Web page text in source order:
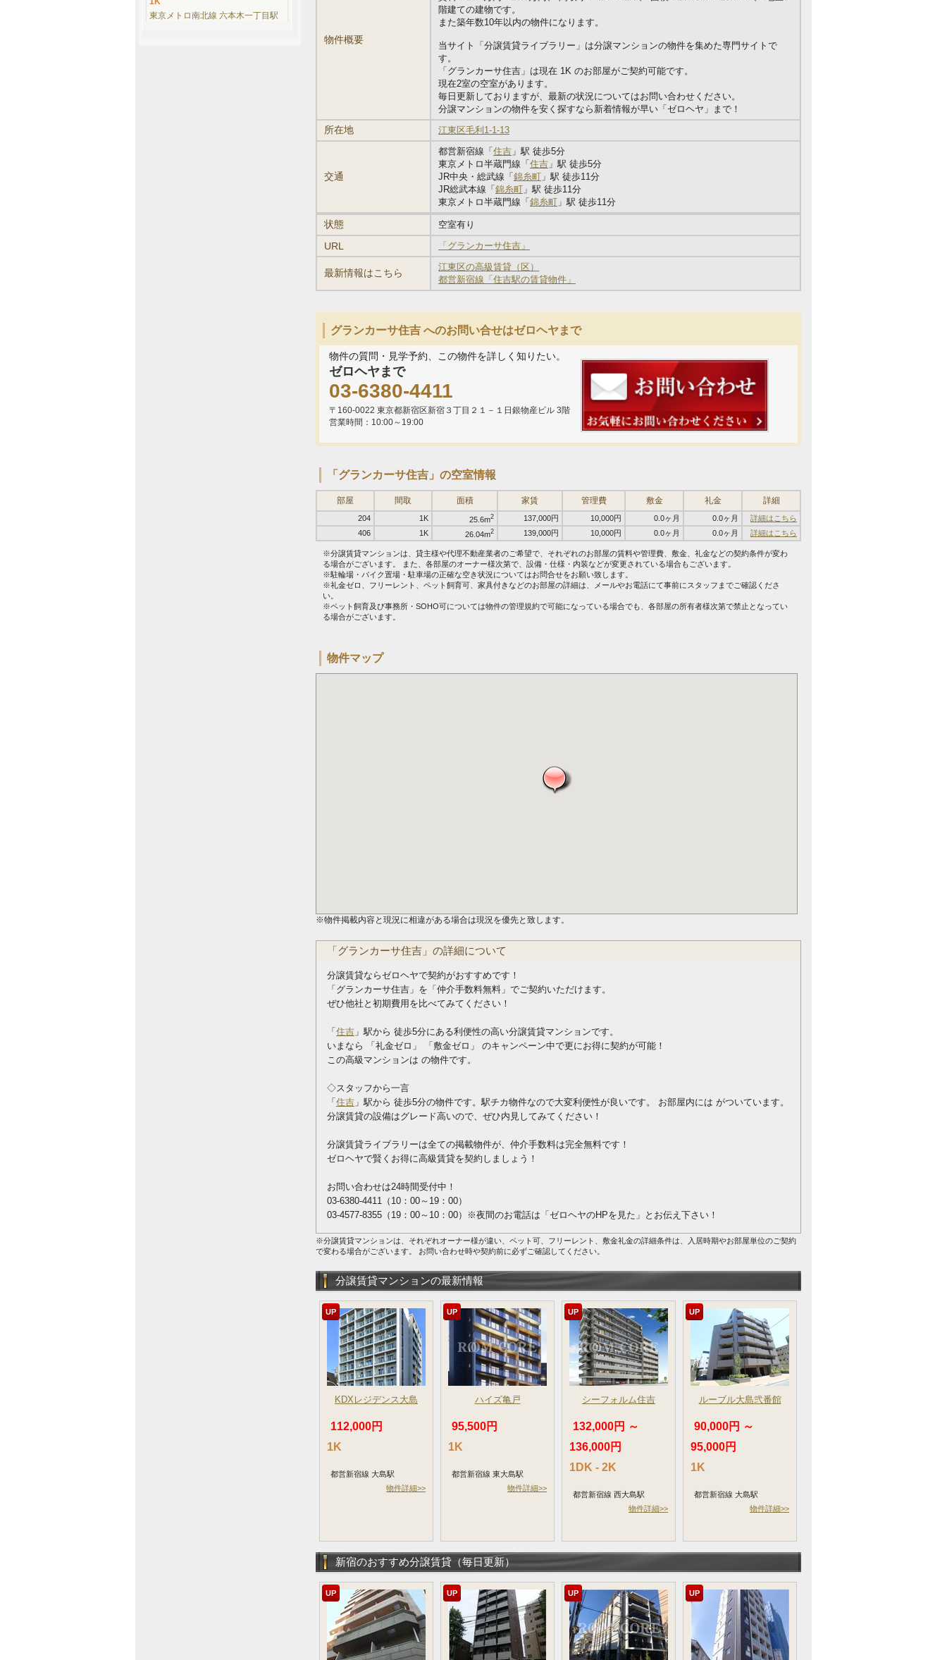
物件概要
階建ての建物です。
また築年数10年以内の物件になります。
当サイト「分譲賃貸ライブラリー」は分譲マンションの物件を集めた専門サイトで
す。
「グランカーサ住吉」は現在 1K のお部屋がご契約可能です。
現在2室の空室があります。
毎日更新しておりますが、最新の状況についてはお問い合わせください。
分譲マンションの物件を安く探すなら新着情報が早い「ゼロヘヤ」まで！
所在地 江東区毛利1-1-13
交通
都営新宿線「 住吉 」駅 徒歩5分
東京メトロ半蔵門線「 住吉 」駅 徒歩5分
JR中央・総武線「 錦糸町 」駅 徒歩11分
JR総武本線「 錦糸町 」駅 徒歩11分
東京メトロ半蔵門線「 錦糸町 」駅 徒歩11分
状態 空室有り
URL 「グランカーサ住吉」
最新情報はこちら
江東区の高級賃貸（区）
都営新宿線「住吉駅の賃貸物件」
グランカーサ住吉 へのお問い合せはゼロヘヤまで
物件の質問・見学予約、この物件を詳しく知りたい。
ゼロヘヤまで
03-6380-4411
〒160-0022 東京都新宿区新宿３丁目２１－１日銀物産ビル 3階
営業時間：10:00～19:00
「グランカーサ住吉」の空室情報
部屋 間取 面積 家賃 管理費 敷金 礼金 詳細
204 1K 25.6m2 137,000円 10,000円 0.0ヶ月 0.0ヶ月
詳細はこちら
406
1K 26.04m2 139,000円 10,000円 0.0ヶ月 0.0ヶ月 詳細はこちら
※分譲賃貸マンションは、貸主様や代理不動産業者のご希望で、それぞれのお部屋の賃料や管理費、敷金、礼金などの契約条件が変わ
る場合がございます。 また、各部屋のオーナー様次第で、設備・仕様・内装などが変更されている場合もございます。
※駐輪場・バイク置場・駐車場の正確な空き状況についてはお問合せをお願い致します。
※礼金ゼロ、フリーレント、ペット飼育可、家具付きなどのお部屋の詳細は、メールやお電話にて事前にスタッフまでご確認くださ
い。
※ペット飼育及び事務所・SOHO可については物件の管理規約で可能になっている場合でも、各部屋の所有者様次第で禁止となってい
る場合がございます。
物件マップ
※物件掲載内容と現況に相違がある場合は現況を優先と致します。
「グランカーサ住吉」の詳細について
分譲賃貸ならゼロヘヤで契約がおすすめです！
「グランカーサ住吉」を「仲介手数料無料」でご契約いただけます。
ぜひ他社と初期費用を比べてみてください！
「 住吉 」駅から 徒歩5分にある利便性の高い分譲賃貸マンションです。
いまなら 「礼金ゼロ」 「敷金ゼロ」 のキャンペーン中で更にお得に契約が可能！
この高級マンションは の物件です。
◇スタッフから一言
「 住吉 」駅から 徒歩5分の物件です。駅チカ物件なので大変利便性が良いです。 お部屋内には がついています。
分譲賃貸の設備はグレード高いので、ぜひ内見してみてください！
分譲賃貸ライブラリーは全ての掲載物件が、仲介手数料は完全無料です！
ゼロヘヤで賢くお得に高級賃貸を契約しましょう！
お問い合わせは24時間受付中！
03-6380-4411（10：00～19：00）
03-4577-8355（19：00～10：00）※夜間のお電話は「ゼロヘヤのHPを見た」とお伝え下さい！
※分譲賃貸マンションは、それぞれオーナー様が違い、ペット可、フリーレント、敷金礼金の詳細条件は、入居時期やお部屋単位のご契約
で変わる場合がございます。 お問い合わせ時や契約前に必ずご確認してください。
分譲賃貸マンションの最新情報
UP
KDXレジデンス大島
112,000円
1K
都営新宿線 大島駅
物件詳細>>
UP
ハイズ亀戸
95,500円
1K
都営新宿線 東大島駅
物件詳細>>
UP
シーフォルム住吉
132,000円 ～
136,000円
1DK - 2K
都営新宿線 西大島駅
物件詳細>>
UP
ルーブル大島弐番館
90,000円 ～
95,000円
1K
都営新宿線 大島駅
物件詳細>>
新宿のおすすめ分譲賃貸（毎日更新）
UP UP UP UP
東京メトロ南北線 六本木一丁目駅